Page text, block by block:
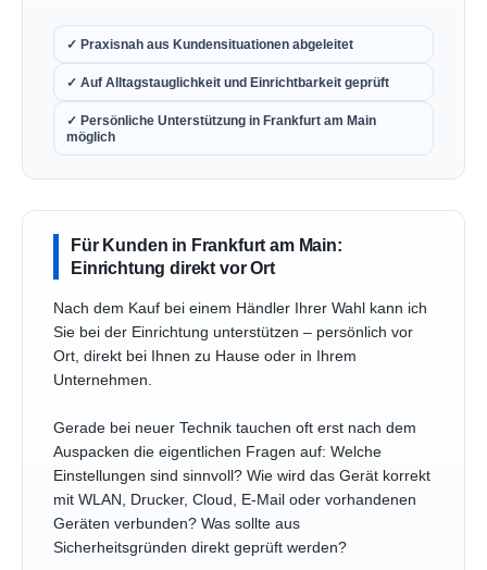
✓ Praxisnah aus Kundensituationen abgeleitet
✓ Auf Alltagstauglichkeit und Einrichtbarkeit geprüft
✓ Persönliche Unterstützung in Frankfurt am Main
möglich
Für Kunden in Frankfurt am Main:
Einrichtung direkt vor Ort
Nach dem Kauf bei einem Händler Ihrer Wahl kann ich
Sie bei der Einrichtung unterstützen – persönlich vor
Ort, direkt bei Ihnen zu Hause oder in Ihrem
Unternehmen.
Gerade bei neuer Technik tauchen oft erst nach dem
Auspacken die eigentlichen Fragen auf: Welche
Einstellungen sind sinnvoll? Wie wird das Gerät korrekt
mit WLAN, Drucker, Cloud, E-Mail oder vorhandenen
Geräten verbunden? Was sollte aus
Sicherheitsgründen direkt geprüft werden?